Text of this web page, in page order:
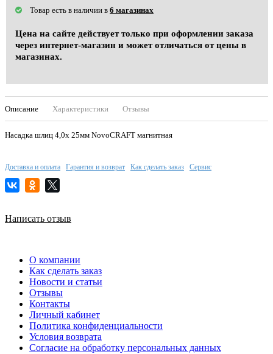
Товар есть в наличии в 6 магазинах
Цена на сайте действует только при оформлении заказа
через интернет-магазин и может отличаться от цены в
магазинах.
Описание Характеристики Отзывы
Насадка шлиц 4,0х 25мм NovoCRAFT магнитная
Доставка и оплата Гарантия и возврат Как сделать заказ Сервис
Написать отзыв
О компании
Как сделать заказ
Новости и статьи
Отзывы
Контакты
Личный кабинет
Политика конфиденциальности
Условия возврата
Согласие на обработку персональных данных